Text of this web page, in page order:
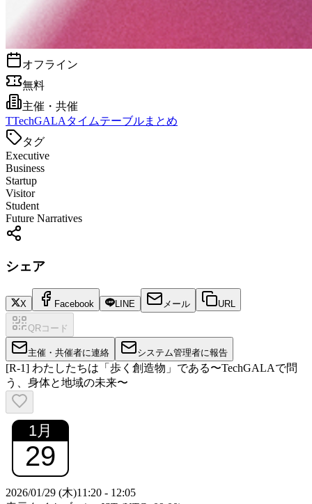
オフライン
無料
主催・共催
TTechGALAタイムテーブルまとめ
タグ
Executive
Business
Startup
Visitor
Student
Future Narratives
シェア
X Facebook LINE メール URL
QRコード
主催・共催者に連絡 システム管理者に報告
[R-1] わたしたちは「歩く創造物」である〜TechGALAで問
う、身体と地域の未来〜
1月
29
2026/01/29 (木)11:20 - 12:05